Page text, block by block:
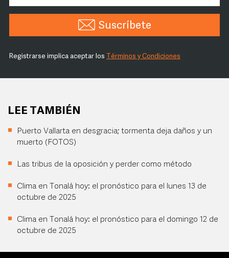
Suscríbete
Registrarse implica aceptar los Términos y Condiciones
LEE TAMBIÉN
Puerto Vallarta en desgracia; tormenta deja daños y un
muerto (FOTOS)
Las tribus de la oposición y perder como método
Clima en Tonalá hoy: el pronóstico para el lunes 13 de
octubre de 2025
Clima en Tonalá hoy: el pronóstico para el domingo 12 de
octubre de 2025